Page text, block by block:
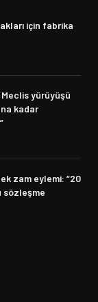
için fabrika
yürüyüşü
kadar
zam eylemi: “20
sözleşme